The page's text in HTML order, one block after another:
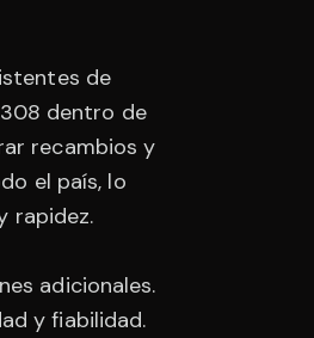
de
dentro de
recambios y
el país, lo
rapidez.
adicionales.
y fiabilidad.